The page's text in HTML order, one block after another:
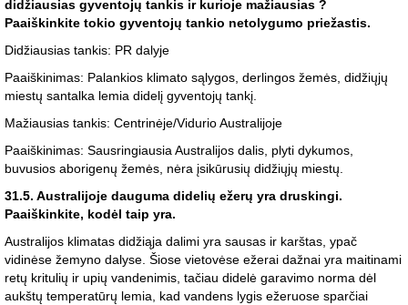
didžiausias gyventojų tankis ir kurioje mažiausias ?
Paaiškinkite tokio gyventojų tankio netolygumo priežastis.
Didžiausias tankis: PR dalyje
Paaiškinimas: Palankios klimato sąlygos, derlingos žemės, didžiųjų
miestų santalka lemia didelį gyventojų tankį.
Mažiausias tankis: Centrinėje/Vidurio Australijoje
Paaiškinimas: Sausringiausia Australijos dalis, plyti dykumos,
buvusios aborigenų žemės, nėra įsikūrusių didžiųjų miestų.
31.5. Australijoje dauguma didelių ežerų yra druskingi.
Paaiškinkite, kodėl taip yra.
Australijos klimatas didžiąja dalimi yra sausas ir karštas, ypač
vidinėse žemyno dalyse. Šiose vietovėse ežerai dažnai yra maitinami
retų kritulių ir upių vandenimis, tačiau didelė garavimo norma dėl
aukštų temperatūrų lemia, kad vandens lygis ežeruose sparčiai